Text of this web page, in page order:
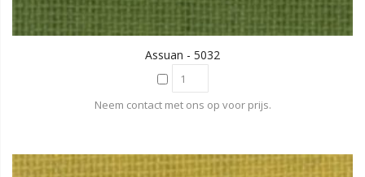
Assuan - 5032
Neem contact met ons op voor prijs.